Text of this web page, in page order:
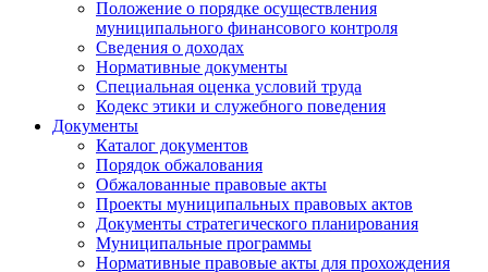
Положение о порядке осуществления
муниципального финансового контроля
Сведения о доходах
Нормативные документы
Специальная оценка условий труда
Кодекс этики и служебного поведения
Документы
Каталог документов
Порядок обжалования
Обжалованные правовые акты
Проекты муниципальных правовых актов
Документы стратегического планирования
Муниципальные программы
Нормативные правовые акты для прохождения